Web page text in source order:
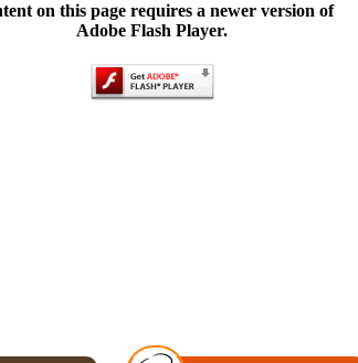
on this page requires a newer version of
Adobe Flash Player.